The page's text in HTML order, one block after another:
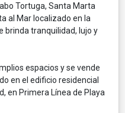
Tortuga, Santa Marta
al Mar localizado en la
brinda tranquilidad, lujo y
espacios y se vende
en el edificio residencial
en Primera Línea de Playa